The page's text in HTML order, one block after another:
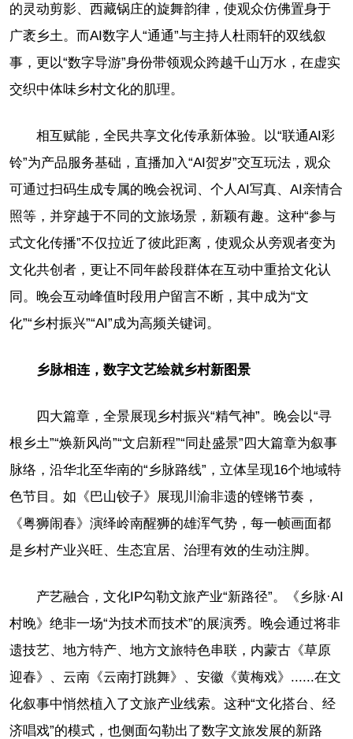
的灵动剪影、西藏锅庄的旋舞韵律，使观众仿佛置身于
广袤乡土。而AI数字人“通通”与主持人杜雨轩的双线叙
事，更以“数字导游”身份带领观众跨越千山万水，在虚实
交织中体味乡村文化的肌理。
相互赋能，全民共享文化传承新体验。以“联通AI彩
铃”为产品服务基础，直播加入“AI贺岁”交互玩法，观众
可通过扫码生成专属的晚会祝词、个人AI写真、AI亲情合
照等，并穿越于不同的文旅场景，新颖有趣。这种“参与
式文化传播”不仅拉近了彼此距离，使观众从旁观者变为
文化共创者，更让不同年龄段群体在互动中重拾文化认
同。晚会互动峰值时段用户留言不断，其中成为“文
化”“乡村振兴”“AI”成为高频关键词。
乡脉相连，数字文艺绘就乡村新图景
四大篇章，全景展现乡村振兴“精气神”。晚会以“寻
根乡土”“焕新风尚”“文启新程”“同赴盛景”四大篇章为叙事
脉络，沿华北至华南的“乡脉路线”，立体呈现16个地域特
色节目。如《巴山铰子》展现川渝非遗的铿锵节奏，
《粤狮闹春》演绎岭南醒狮的雄浑气势，每一帧画面都
是乡村产业兴旺、生态宜居、治理有效的生动注脚。
产艺融合，文化IP勾勒文旅产业“新路径”。《乡脉·AI
村晚》绝非一场“为技术而技术”的展演秀。晚会通过将非
遗技艺、地方特产、地方文旅特色串联，内蒙古《草原
迎春》、云南《云南打跳舞》、安徽《黄梅戏》......在文
化叙事中悄然植入了文旅产业线索。这种“文化搭台、经
济唱戏”的模式，也侧面勾勒出了数字文旅发展的新路